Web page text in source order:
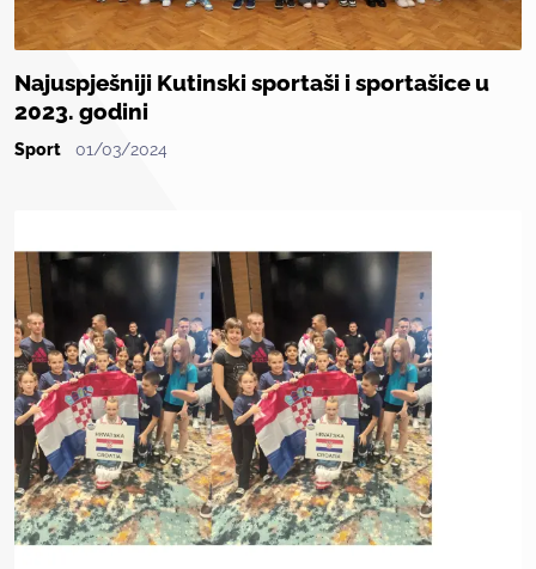
Najuspješniji Kutinski sportaši i sportašice u
2023. godini
Sport 01/03/2024